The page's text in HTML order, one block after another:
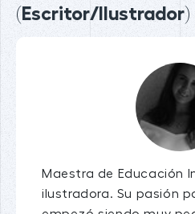
(Escritor/Ilustrador)
Maestra de Educación
ilustradora. Su pasión